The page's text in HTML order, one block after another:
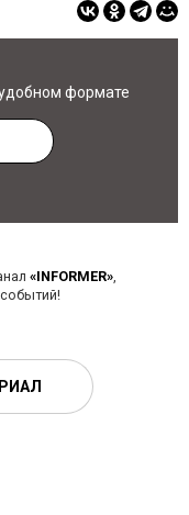
формате
«INFORMER»,